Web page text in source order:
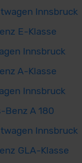
Innsbruck
E-Klasse
Innsbruck
A-Klasse
Innsbruck
Benz A 180
Innsbruck
GLA-Klasse